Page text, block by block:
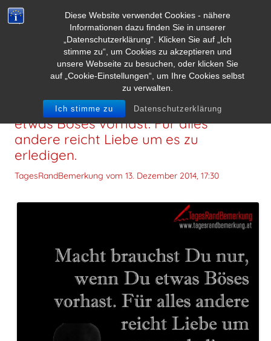
Diese Website verwendet Cookies - nähere
Informationen dazu finden Sie in unserer
„Datenschutzerklärung“. Klicken Sie auf „Ich
stimme zu“, um Cookies zu akzeptieren und
unsere Webseite zu besuchen, oder klicken Sie
auf „Cookie-Einstellungen“, um Ihre Cookies selbst
zu verwalten.
Ich stimme zu Datenschutzerklärung
Macht brauchst Du nur, wenn Du
etwas Böses vorhast. Für alles
andere reicht Liebe um es zu
erledigen.
TagesRandBemerkung vom 13. Dezember 2014, 17:30